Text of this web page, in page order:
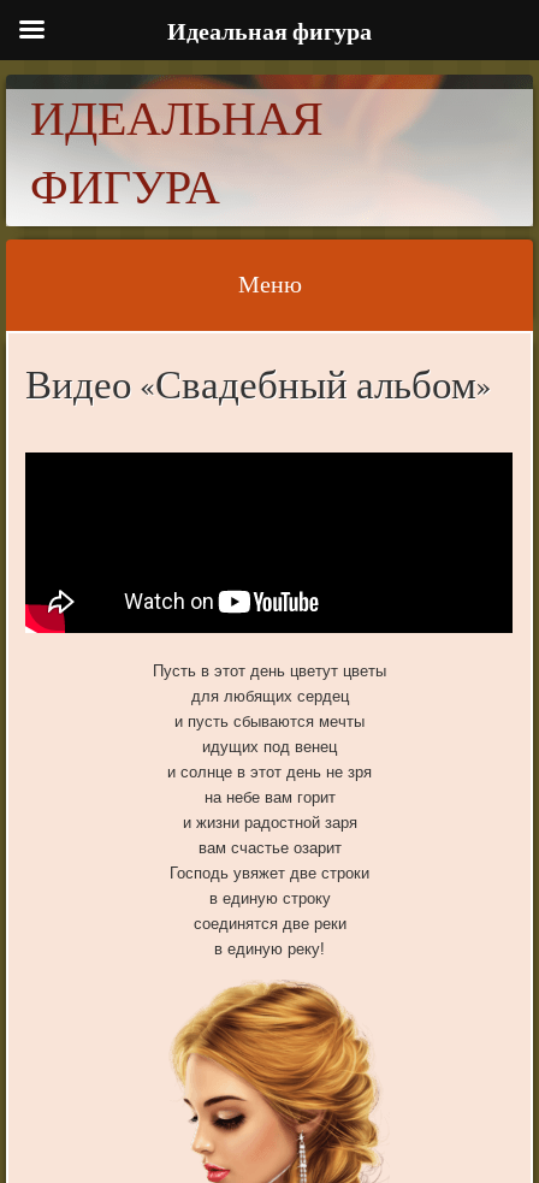
ИДЕАЛЬНАЯ
ФИГУРА
Меню
Видео «Свадебный альбом»
Пусть в этот день цветут цветы
для любящих сердец
и пусть сбываются мечты
идущих под венец
и солнце в этот день не зря
на небе вам горит
и жизни радостной заря
вам счастье озарит
Господь увяжет две строки
в единую строку
соединятся две реки
в единую реку!
Идеальная фигура